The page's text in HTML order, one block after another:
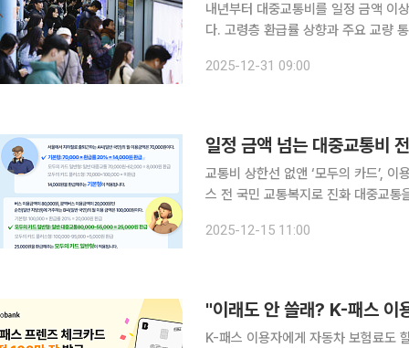
내년부터 대중교통비를 일정 금액 이
다. 고령층 환급률 상향과 주요 교량
재정부 등 관계 부처가 31일 발간한
2025-12-31 09:00
일정 금액 넘는 대중교통비
교통비 상한선 없앤 ‘모두의 카드’,
스 전 국민 교통복지로 진화 대중교통을 많이 이용할수록 교통비 부담이 크게 줄어드는 정액형 환급
한으로 돌려받을 수 있는 ‘모두의 카
2025-12-15 11:00
"이래도 안 쓸래? K-패스 이
K-패스 이용자에게 자동차 보험료도 할인해주는 방안